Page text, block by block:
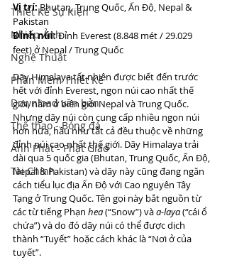
Thiết Kế Sự Kiện
Nhiếp Ảnh
Nghệ Thuật
Phần Mềm Thiết Kế
Download văn bản
Thể thao - Bóng đá
Ảnh Phật - Phật Giáo
Tài Chính
Vị trí: Bhutan, Trung Quốc, Ấn Độ, Nepal &
Pakistan
Đỉnh núi: Đỉnh Everest (8.848 mét / 29.029
feet) ở Nepal / Trung Quốc
Dãy Himalaya tất nhiên được biết đến trước
hết với đỉnh Everest, ngọn núi cao nhất thế
giới, nằm ở biên giới Nepal và Trung Quốc.
Nhưng dãy núi còn cung cấp nhiều ngọn núi
hơn nữa, hầu như tất cả đều thuộc về những
đỉnh núi cao nhất thế giới. Dãy Himalaya trải
dài qua 5 quốc gia (Bhutan, Trung Quốc, Ấn Độ,
Nepal & Pakistan) và dãy này cũng đang ngăn
cách tiểu lục địa Ấn Độ với Cao nguyên Tây
Tạng ở Trung Quốc. Tên gọi này bắt nguồn từ
các từ tiếng Phạn hea (“Snow”) và a-laya (“cái ổ
chứa”) và do đó dãy núi có thể được dịch
thành “Tuyết” hoặc cách khác là “Nơi ở của
tuyết”.